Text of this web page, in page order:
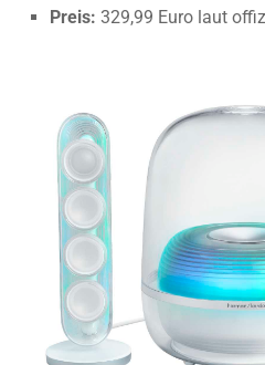
Preis: 329,99 Euro laut